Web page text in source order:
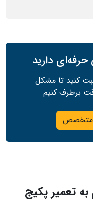
حرفه‌ای دارید
کنید تا مشکل
برطرف کنیم
متخصص
تعمیر پکیج